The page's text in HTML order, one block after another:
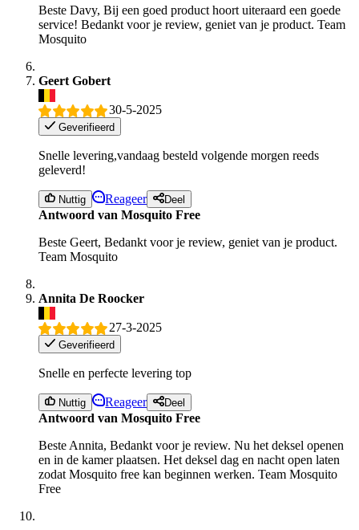
Beste Davy, Bij een goed product hoort uiteraard een goede
service! Bedankt voor je review, geniet van je product. Team
Mosquito
Geert Gobert
30-5-2025
Geverifieerd
Snelle levering,vandaag besteld volgende morgen reeds
geleverd!
Nuttig Reageer Deel
Antwoord van Mosquito Free
Beste Geert, Bedankt voor je review, geniet van je product.
Team Mosquito
Annita De Roocker
27-3-2025
Geverifieerd
Snelle en perfecte levering top
Nuttig Reageer Deel
Antwoord van Mosquito Free
Beste Annita, Bedankt voor je review. Nu het deksel openen
en in de kamer plaatsen. Het deksel dag en nacht open laten
zodat Mosquito free kan beginnen werken. Team Mosquito
Free